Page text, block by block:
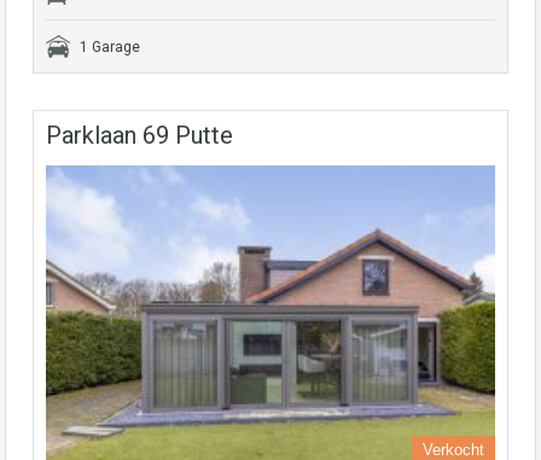
1 Garage
Parklaan 69 Putte
Verkocht